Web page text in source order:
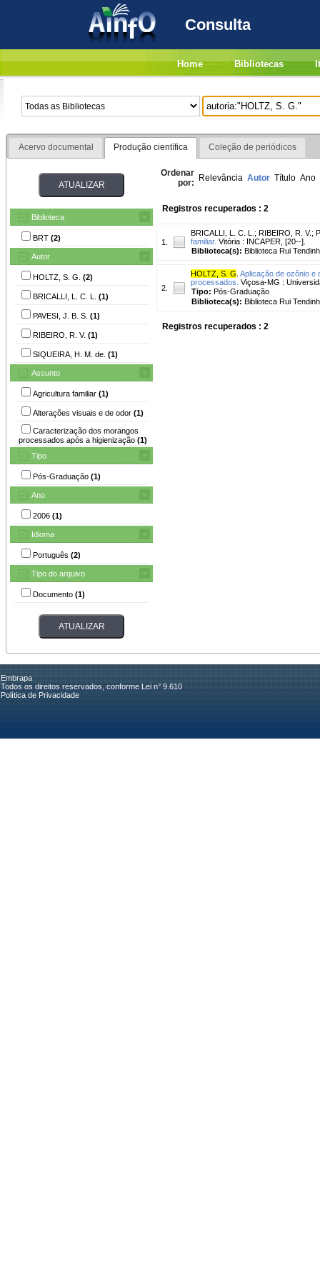
Consulta
Home Bibliotecas
Acervo documental Produção científica Coleção de periódicos
Biblioteca
BRT (2)
Autor
HOLTZ, S. G. (2)
BRICALLI, L. C. L. (1)
PAVESI, J. B. S. (1)
RIBEIRO, R. V. (1)
SIQUEIRA, H. M. de. (1)
Assunto
Agricultura familiar (1)
Alterações visuais e de odor (1)
Caracterização dos morangos
processados após a higienização (1)
Tipo
Pós-Graduação (1)
Ano
2006 (1)
Idioma
Português (2)
Tipo do arquivo
Documento (1)
Ordenar
por: Relevância Autor Título Ano
Registros recuperados : 2
1.
BRICALLI, L. C. L. ; RIBEIRO, R. V.;
familiar. Vitória : INCAPER, [20--].
Biblioteca(s): Biblioteca Rui
2.
HOLTZ, S. G Aplicação de ozônio e
processados. Viçosa-MG :
Tipo: Pós-Graduação
Biblioteca(s): Biblioteca Rui
Registros recuperados : 2
Embrapa
Todos os direitos reservados, conforme Lei n° 9.610
Política de Privacidade